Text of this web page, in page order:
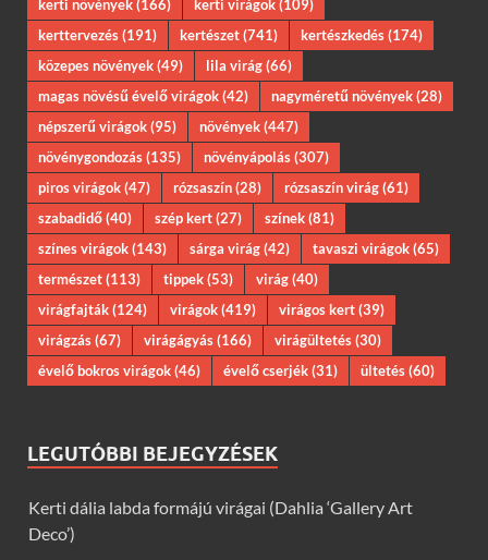
kerti növények(166) kerti virágok(109)
kerttervezés(191) kertészet(741) kertészkedés(174)
közepes növények(49) lila virág(66)
magas növésű évelő virágok(42) nagyméretű növények(28)
népszerű virágok(95) növények(447)
növénygondozás(135) növényápolás(307)
piros virágok(47) rózsaszín(28) rózsaszín virág(61)
szabadidő(40) szép kert(27) színek(81)
színes virágok(143) sárga virág(42) tavaszi virágok(65)
természet(113) tippek(53) virág(40)
virágfajták(124) virágok(419) virágos kert(39)
virágzás(67) virágágyás(166) virágültetés(30)
évelő bokros virágok(46) évelő cserjék(31) ültetés(60)
LEGUTÓBBI BEJEGYZÉSEK
Kerti dália labda formájú virágai (Dahlia ‘Gallery Art
Deco’)